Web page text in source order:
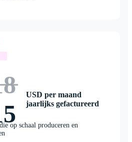
USD per maand
jaarlijks gefactureerd
op schaal produceren en